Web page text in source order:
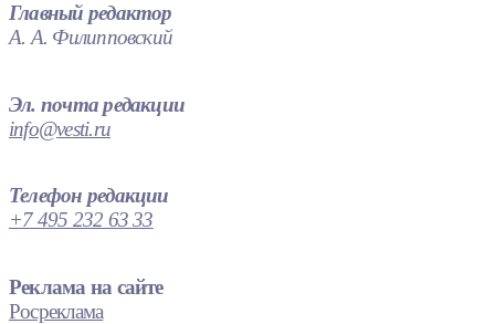
Главный редактор
А. А. Филипповский
Эл. почта редакции
info@vesti.ru
Телефон редакции
+7 495 232 63 33
Реклама на сайте
Росреклама